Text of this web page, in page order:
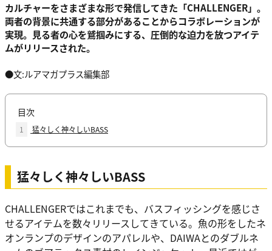
カルチャーをさまざまな形で発信してきた「CHALLENGER」。
両者の背景に共通する部分があることからコラボレーションが
実現。見る者の心を鷲掴みにする、圧倒的な迫力を放つアイテ
ムがリリースされた。
●文:ルアマガプラス編集部
目次
1 猛々しく神々しいBASS
猛々しく神々しいBASS
CHALLENGERではこれまでも、バスフィッシングを感じさ
せるアイテムを数々リリースしてきている。魚の形をしたネ
オンランプのデザインのアパレルや、DAIWAとのダブルネ